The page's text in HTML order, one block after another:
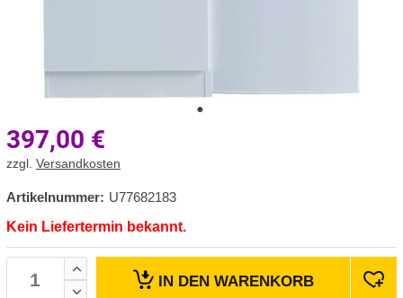
397,00 €
zzgl. Versandkosten
Artikelnummer: U77682183
Kein Liefertermin bekannt.
IN DEN WARENKORB